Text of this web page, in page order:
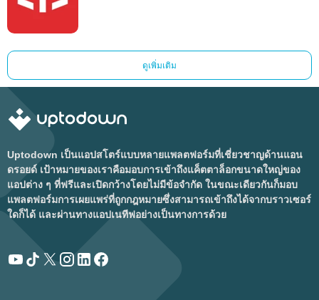
ดูเพิ่มเติม
Uptodown เป็นแอปสโตร์แบบหลายแพลตฟอร์มที่เชี่ยวชาญด้านแอน
ดรอยด์ เป้าหมายของเราคือมอบการเข้าถึงแค็ตตาล็อกขนาดใหญ่ของ
แอปต่าง ๆ ที่ฟรีและเปิดกว้างโดยไม่มีข้อจำกัด ในขณะเดียวกันก็มอบ
แพลตฟอร์มการเผยแพร่ที่ถูกกฎหมายซึ่งสามารถเข้าถึงได้จากบราวเซอร์
ใดก็ได้ และผ่านทางแอปเนทีฟอย่างเป็นทางการด้วย